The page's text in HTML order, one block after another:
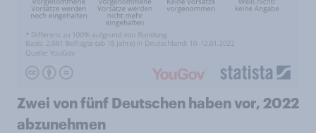
Zwei von fünf Deutschen haben vor, 2022
abzunehmen